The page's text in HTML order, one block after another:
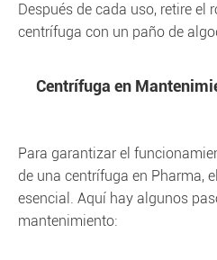
Después de cada uso, retire el
centrífuga con un paño de
Centrífuga en
Para garantizar el
de una centrífuga en Pharma,
esencial. Aquí hay algunos
mantenimiento: